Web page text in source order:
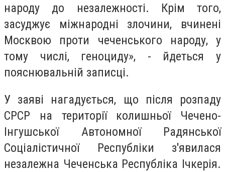
народу до незалежності. Крім того,
засуджує міжнародні злочини, вчинені
Москвою проти чеченського народу, у
тому числі, геноциду», - йдеться у
пояснювальній записці.
У заяві нагадується, що після розпаду
СРСР на території колишньої Чечено-
Інгушської Автономної Радянської
Соціалістичної Республіки з'явилася
незалежна Чеченська Республіка Ічкерія.